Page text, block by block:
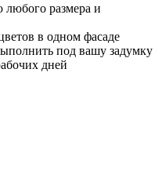
размера и
в одном фасаде
под вашу задумку
дней